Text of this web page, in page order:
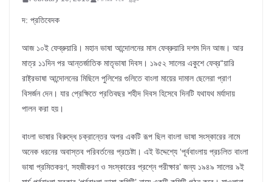
দ: প্রতিবেদক
আজ ১০ই ফেব্রুয়ারি। মহান ভাষা আন্দোলনের মাস ফেব্রুয়ারি দশম দিন আজ। আর
মাত্র ১১দিন পর আন্তর্জাতিক মাতৃভাষা দিবস। ১৯৫২ সালের একুশে ফেব্র“য়ারি
রাষ্ট্রভাষা আন্দোলনের মিছিলে পুলিশের গুলিতে বাংলা মায়ের দামাল ছেলেরা প্রাণ
বিসর্জন দেন। যার প্রেক্ষিতে প্রতিবছর শহীদ দিবস হিসেবে দিনটি যথাযথ মর্যাদায়
পালন করা হয়।
বাংলা ভাষার বিরুদ্ধে চক্রান্তের অপর একটি রূপ ছিল বাংলা ভাষা সংস্কারের নামে
অনেক ধরনের অবাস্তব পরিবর্তনের প্রচেষ্টা। এই উদ্দেশ্যে ‘পূর্ববাংলায় প্রচলিত বাংলা
ভাষা প্রমিতকরণ, সহজীকরণ ও সংস্কারের প্রশ্নে পরীক্ষার’ জন্য ১৯৪৯ সালের ৯ই